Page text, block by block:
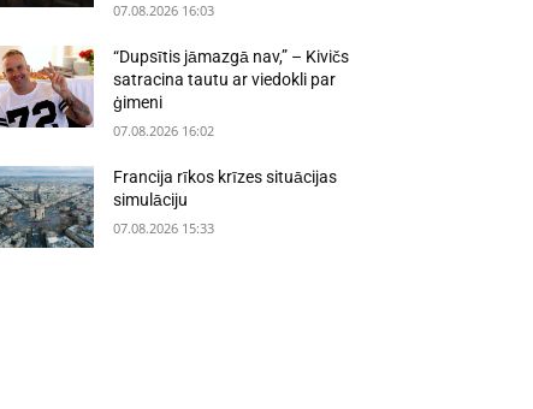
07.08.2026 16:03
“Dupsītis jāmazgā nav,” – Kivičs
satracina tautu ar viedokli par
ģimeni
07.08.2026 16:02
Francija rīkos krīzes situācijas
simulāciju
07.08.2026 15:33